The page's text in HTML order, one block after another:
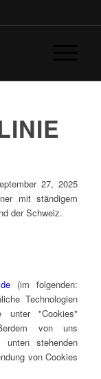
27, 2025
mit ständigem
der Schweiz.
(im folgenden:
Technologien
unter "Cookies"
von uns
unten stehenden
von Cookies